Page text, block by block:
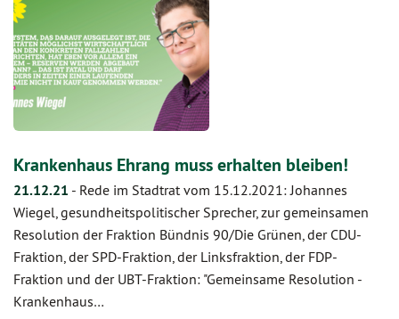
Krankenhaus Ehrang muss erhalten bleiben!
21.12.21 - Rede im Stadtrat vom 15.12.2021: Johannes
Wiegel, gesundheitspolitischer Sprecher, zur gemeinsamen
Resolution der Fraktion Bündnis 90/Die Grünen, der CDU-
Fraktion, der SPD-Fraktion, der Linksfraktion, der FDP-
Fraktion und der UBT-Fraktion: "Gemeinsame Resolution -
Krankenhaus…